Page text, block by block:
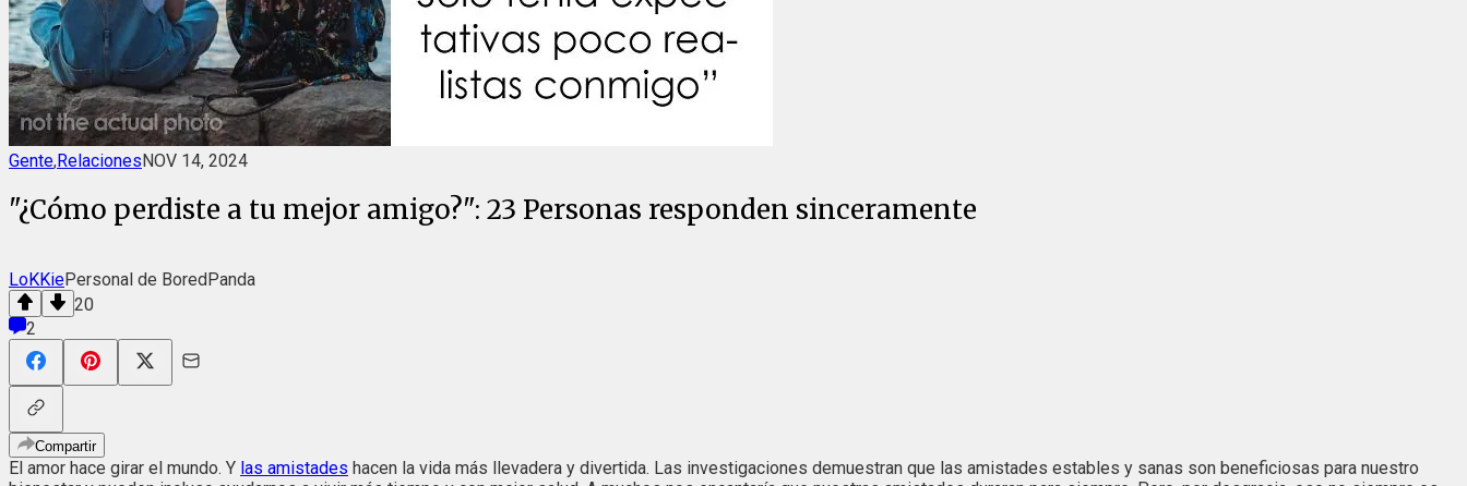
Gente,RelacionesNOV 14, 2024
"¿Cómo perdiste a tu mejor amigo?": 23 Personas responden sinceramente
LoKKiePersonal de BoredPanda
20
2
Compartir
El amor hace girar el mundo. Y las amistades hacen la vida más llevadera y divertida. Las investigaciones demuestran que las amistades estables y sanas son beneficiosas para nuestro